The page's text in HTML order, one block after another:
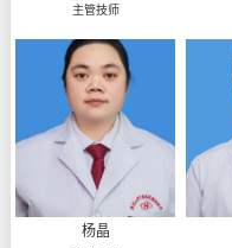
主管技师
杨晶